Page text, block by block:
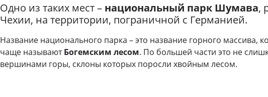
Одно из таких мест – национальный парк Шумава,
Чехии, на территории, пограничной с Германией.
Название национального парка – это название горного массива,
чаще называютБогемским лесом. По большей части это не
вершинами горы, склоны которых поросли хвойным лесом.